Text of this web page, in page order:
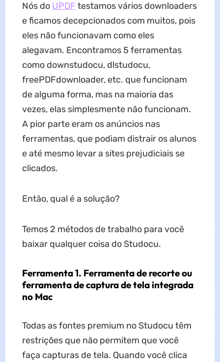
Nós do UPDF testamos vários downloaders
e ficamos decepcionados com muitos, pois
eles não funcionavam como eles
alegavam. Encontramos 5 ferramentas
como downstudocu, dlstudocu,
freePDFdownloader, etc. que funcionam
de alguma forma, mas na maioria das
vezes, elas simplesmente não funcionam.
A pior parte eram os anúncios nas
ferramentas, que podiam distrair os alunos
e até mesmo levar a sites prejudiciais se
clicados.
Então, qual é a solução?
Temos 2 métodos de trabalho para você
baixar qualquer coisa do Studocu.
Ferramenta 1. Ferramenta de recorte ou
ferramenta de captura de tela integrada
no Mac
Todas as fontes premium no Studocu têm
restrições que não permitem que você
faça capturas de tela. Quando você clica